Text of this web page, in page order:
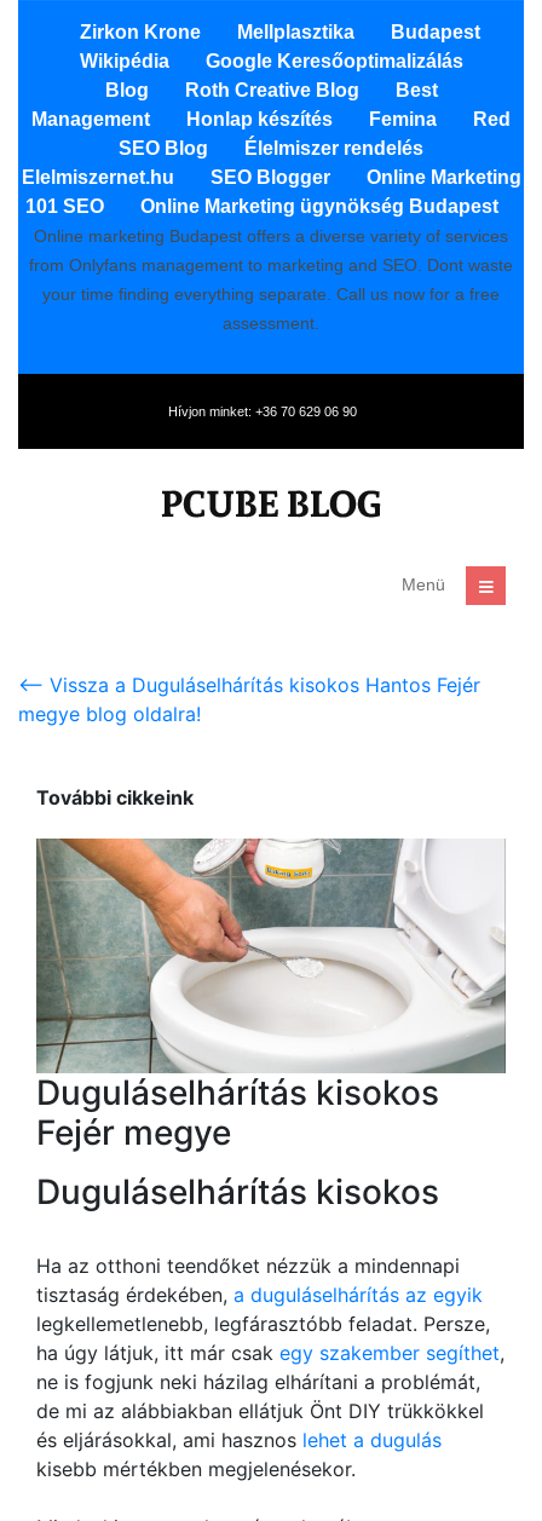
<-- Vissza a Duguláselhárítás kisokos Hantos Fejér
megye blog oldalra!
További cikkeink
Duguláselhárítás kisokos
Fejér megye
Duguláselhárítás kisokos
Ha az otthoni teendőket nézzük a mindennapi
tisztaság érdekében, a duguláselhárítás az egyik
legkellemetlenebb, legfárasztóbb feladat. Persze,
ha úgy látjuk, itt már csak egy szakember segíthet,
ne is fogjunk neki házilag elhárítani a problémát,
de mi az alábbiakban ellátjuk Önt DIY trükkökkel
és eljárásokkal, ami hasznos lehet a dugulás
kisebb mértékben megjelenésekor.